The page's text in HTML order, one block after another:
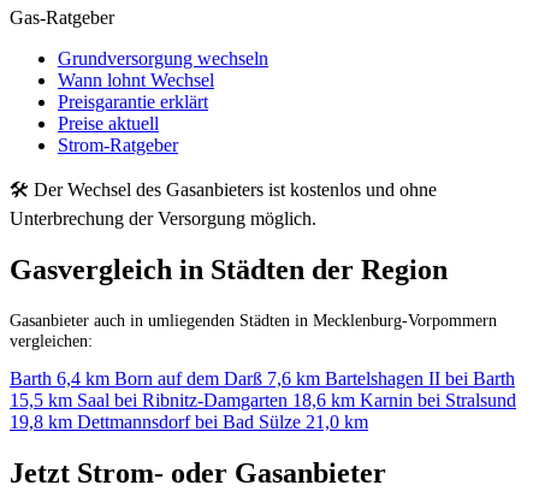
Gas-Ratgeber
Grundversorgung wechseln
Wann lohnt Wechsel
Preisgarantie erklärt
Preise aktuell
Strom-Ratgeber
🛠 Der Wechsel des Gasanbieters ist kostenlos und ohne
Unterbrechung der Versorgung möglich.
Gasvergleich in Städten der Region
Gasanbieter auch in umliegenden Städten in Mecklenburg-Vorpommern
vergleichen:
Barth 6,4 km Born auf dem Darß 7,6 km Bartelshagen II bei Barth
15,5 km Saal bei Ribnitz-Damgarten 18,6 km Karnin bei Stralsund
19,8 km Dettmannsdorf bei Bad Sülze 21,0 km
Jetzt Strom- oder Gasanbieter